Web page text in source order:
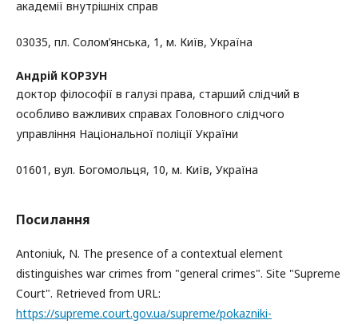
академії внутрішніх справ
03035, пл. Солом’янська, 1, м. Київ, Україна
Андрій КОРЗУН
доктор філософії в галузі права, старший слідчий в
особливо важливих справах Головного слідчого
управління Національної поліції України
01601, вул. Богомольця, 10, м. Київ, Україна
Посилання
Antoniuk, N. The presence of a contextual element
distinguishes war crimes from "general crimes". Site "Supreme
Court". Retrieved from URL:
https://supreme.court.gov.ua/supreme/pokazniki-